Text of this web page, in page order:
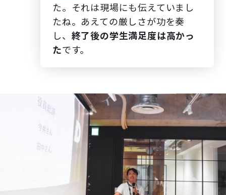
た。それは現場にも伝えていまし
たね。あえての厳しさが功を奏
し、 終了後の学生満足度は高かっ
たです。